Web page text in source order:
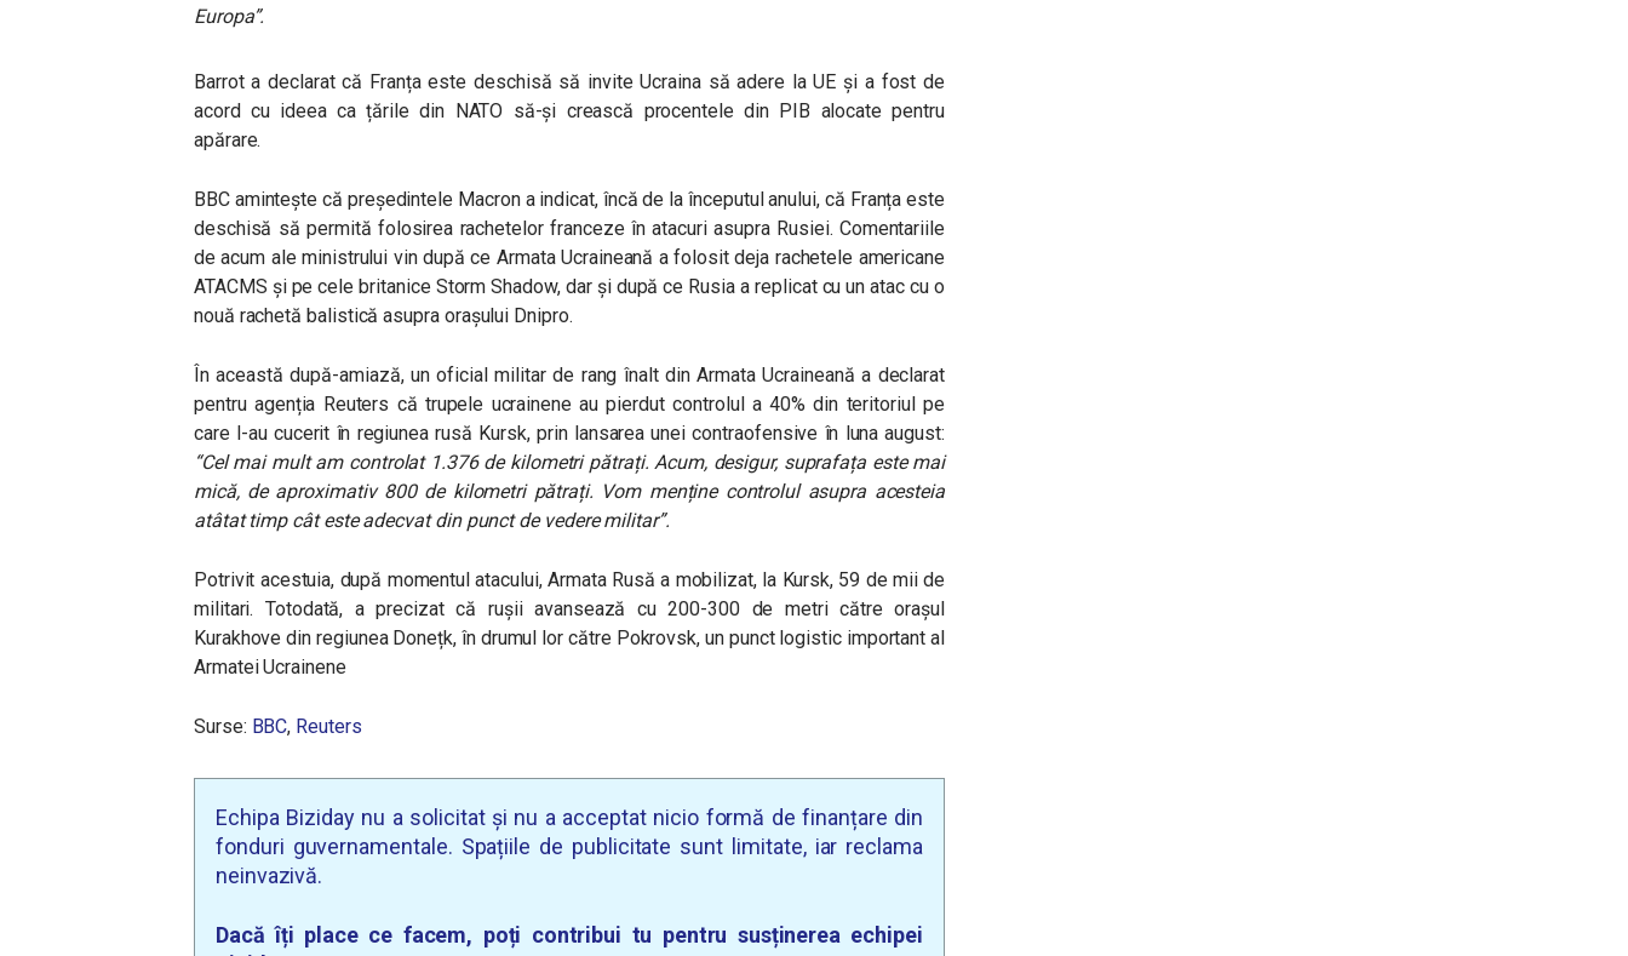
Europa”.
Barrot a declarat că Franța este deschisă să invite Ucraina să adere la UE și a fost de
acord cu ideea ca țările din NATO să-și crească procentele din PIB alocate pentru
apărare.
BBC amintește că președintele Macron a indicat, încă de la începutul anului, că Franța este
deschisă să permită folosirea rachetelor franceze în atacuri asupra Rusiei. Comentariile
de acum ale ministrului vin după ce Armata Ucraineană a folosit deja rachetele americane
ATACMS și pe cele britanice Storm Shadow, dar și după ce Rusia a replicat cu un atac cu o
nouă rachetă balistică asupra orașului Dnipro.
În această după-amiază, un oficial militar de rang înalt din Armata Ucraineană a declarat
pentru agenția Reuters că trupele ucrainene au pierdut controlul a 40% din teritoriul pe
care l-au cucerit în regiunea rusă Kursk, prin lansarea unei contraofensive în luna august:
“Cel mai mult am controlat 1.376 de kilometri pătrați. Acum, desigur, suprafața este mai
mică, de aproximativ 800 de kilometri pătrați. Vom menține controlul asupra acesteia
atâtat timp cât este adecvat din punct de vedere militar”.
Potrivit acestuia, după momentul atacului, Armata Rusă a mobilizat, la Kursk, 59 de mii de
militari. Totodată, a precizat că rușii avansează cu 200-300 de metri către orașul
Kurakhove din regiunea Donețk, în drumul lor către Pokrovsk, un punct logistic important al
Armatei Ucrainene
Surse: BBC, Reuters
Echipa Biziday nu a solicitat și nu a acceptat nicio formă de finanțare din
fonduri guvernamentale. Spațiile de publicitate sunt limitate, iar reclama
neinvazivă.
Dacă îți place ce facem, poți contribui tu pentru susținerea echipei